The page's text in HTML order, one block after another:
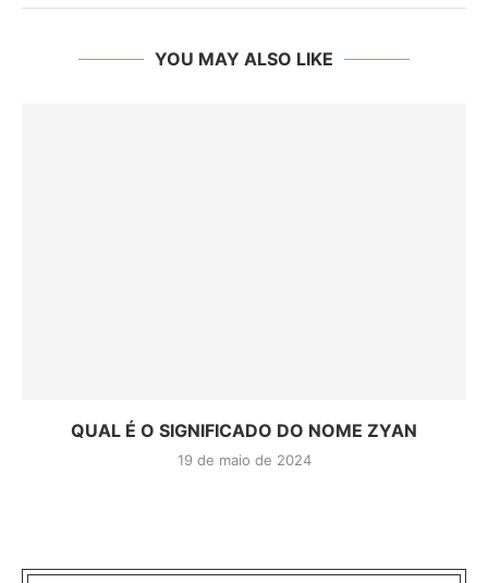
YOU MAY ALSO LIKE
QUAL É O SIGNIFICADO DO NOME ZYAN
19 de maio de 2024